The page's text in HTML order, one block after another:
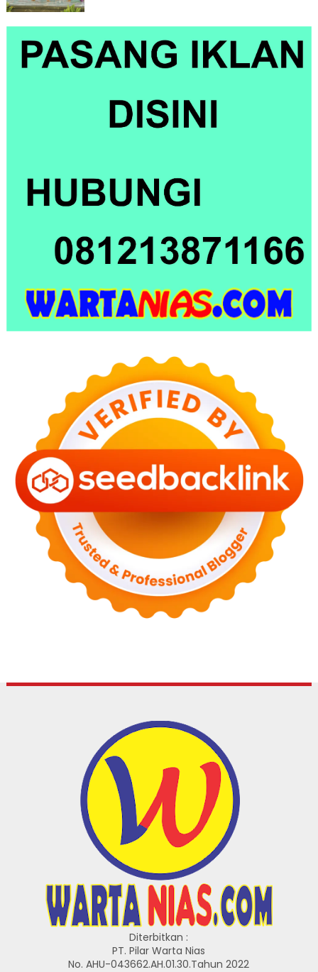
Diterbitkan :
PT. Pilar Warta Nias
No. AHU-043662.AH.01.30.Tahun 2022